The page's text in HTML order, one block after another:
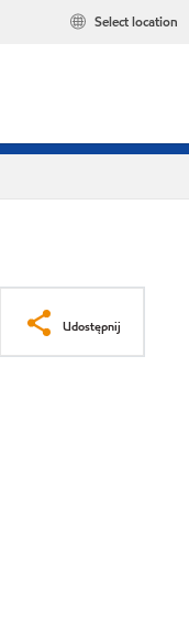
Select location
Udostępnij